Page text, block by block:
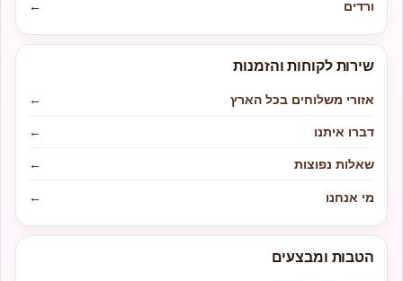
ורדים
←
שירות לקוחות והזמנות
אזורי משלוחים בכל הארץ
←
דברו איתנו
←
שאלות נפוצות
←
מי אנחנו
←
הטבות ומבצעים